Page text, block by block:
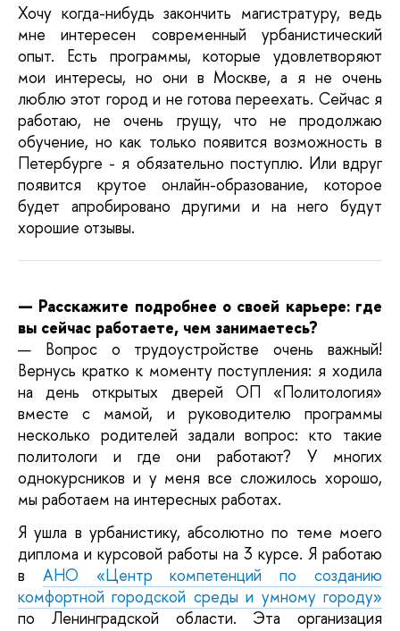
Хочу когда-нибудь закончить магистратуру, ведь
мне интересен современный урбанистический
опыт. Есть программы, которые удовлетворяют
мои интересы, но они в Москве, а я не очень
люблю этот город и не готова переехать. Сейчас я
работаю, не очень грущу, что не продолжаю
обучение, но как только появится возможность в
Петербурге - я обязательно поступлю. Или вдруг
появится крутое онлайн-образование, которое
будет апробировано другими и на него будут
хорошие отзывы.
— Расскажите подробнее о своей карьере: где
вы сейчас работаете, чем занимаетесь?
— Вопрос о трудоустройстве очень важный!
Вернусь кратко к моменту поступления: я ходила
на день открытых дверей ОП «Политология»
вместе с мамой, и руководителю программы
несколько родителей задали вопрос: кто такие
политологи и где они работают? У многих
однокурсников и у меня все сложилось хорошо,
мы работаем на интересных работах.
Я ушла в урбанистику, абсолютно по теме моего
диплома и курсовой работы на 3 курсе. Я работаю
в АНО «Центр компетенций по созданию
комфортной городской среды и умному городу»
по Ленинградской области. Эта организация